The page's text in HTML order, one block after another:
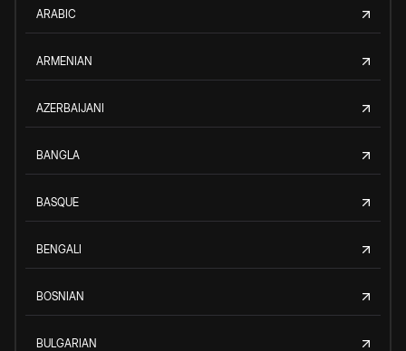
ARABIC
ARMENIAN
AZERBAIJANI
BANGLA
BASQUE
BENGALI
BOSNIAN
BULGARIAN